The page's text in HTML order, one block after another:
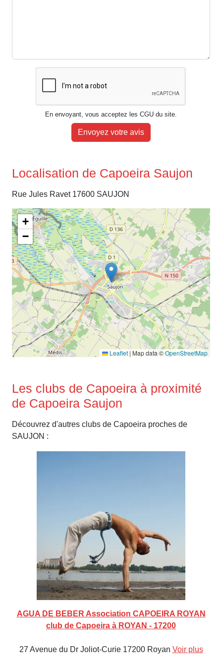
En envoyant, vous acceptez les CGU du site.
Envoyez votre avis
Localisation de Capoeira Saujon
Rue Jules Ravet 17600 SAUJON
+
−
Leaflet | Map data ©OpenStreetMap
Les clubs de Capoeira à proximité
de Capoeira Saujon
Découvrez d'autres clubs de Capoeira proches de
SAUJON :
AGUA DE BEBER Association CAPOEIRA ROYAN
club de Capoeira à ROYAN - 17200
27 Avenue du Dr Joliot-Curie 17200 Royan Voir plus